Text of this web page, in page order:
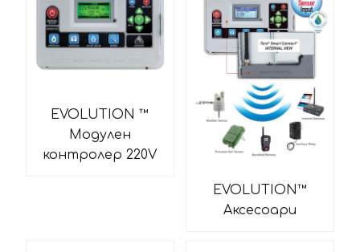
EVOLUTION ™
Модулен
контролер 220V
EVOLUTION™
Аксесоари